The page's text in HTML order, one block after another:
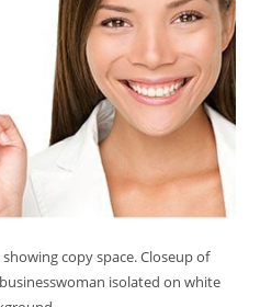
copy space. Closeup of
isolated on white